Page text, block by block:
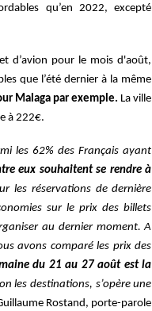
qu’en 2022, excepté
d’avion pour le mois d'août,
que l’été dernier à la même
Malaga par exemple. La ville
à 222€.
les 62% des Français ayant
eux souhaitent se rendre à
les réservations de dernière
sur le prix des billets
au dernier moment. A
avons comparé les prix des
du 21 au 27 août est la
les destinations, s’opère une
Rostand, porte-parole